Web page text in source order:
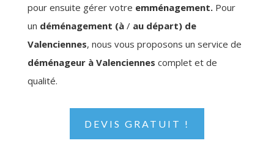
pour ensuite gérer votre emménagement.Pour
un déménagement (à / au départ) de
Valenciennes, nous vous proposons un service de
déménageur à Valenciennes complet et de
qualité.
DEVIS GRATUIT !